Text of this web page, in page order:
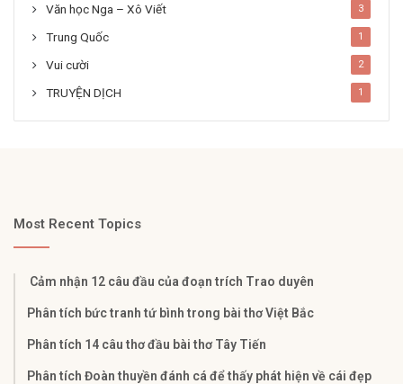
Văn học Nga – Xô Viết 3
Trung Quốc 1
Vui cười 2
TRUYỆN DỊCH 1
Most Recent Topics
Cảm nhận 12 câu đầu của đoạn trích Trao duyên
Phân tích bức tranh tứ bình trong bài thơ Việt Bắc
Phân tích 14 câu thơ đầu bài thơ Tây Tiến
Phân tích Đoàn thuyền đánh cá để thấy phát hiện về cái đẹp